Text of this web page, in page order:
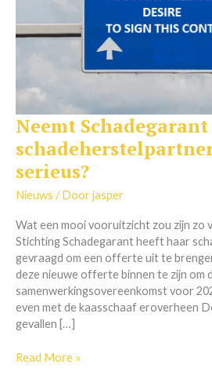
Neemt Schadegarant
serieus?
Nieuws / Doorjasper
Wat een mooi vooruitzicht zou zijn zo
Stichting Schadegarant heeft haar
gevraagd om een offerte uit te
deze nieuwe offerte binnen te zijn om
samenwerkingsovereenkomst voor
even met de kaasschaaf eroverheen
gevallen […]
Neemt
Schadegarant
schadeherstelpartners
nog
wel
serieus?
Read More »